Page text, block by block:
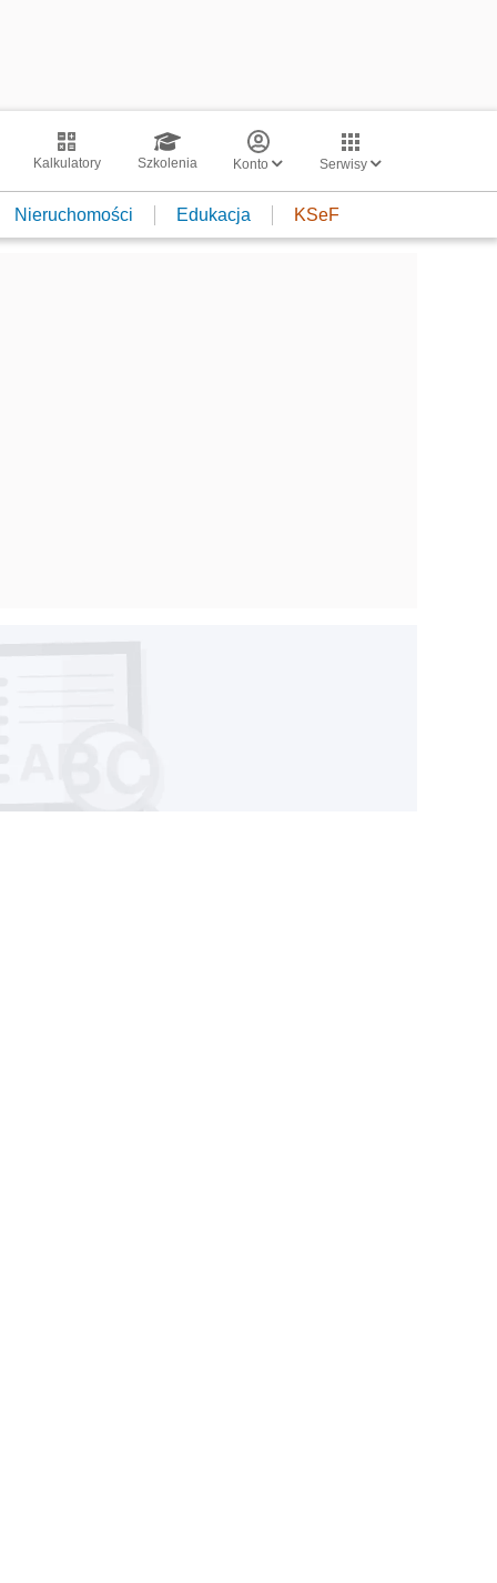
Kalkulatory Szkolenia Konto Serwisy
Nieruchomości Edukacja KSeF